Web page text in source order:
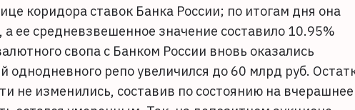
коридора ставок Банка России; по итогам дня она
ее средневзвешенное значение составило 10.95%
свопа с Банком России вновь оказались
однодневного репо увеличился до 60 млрд руб.
не изменились, составив по состоянию на вчерашнее